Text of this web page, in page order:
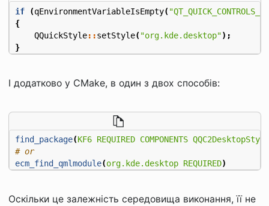
if (qEnvironmentVariableIsEmpty(
{
QQuickStyle::setStyle("org.kde.desktop");
}
І додатково у CMake, в один з двох способів:
find_package(KF6 REQUIRED COMPONENTS QQC2DesktopStyle
# or
ecm_find_qmlmodule(org.kde.desktop REQUIRED)
Оскільки це залежність середовища виконання, її не